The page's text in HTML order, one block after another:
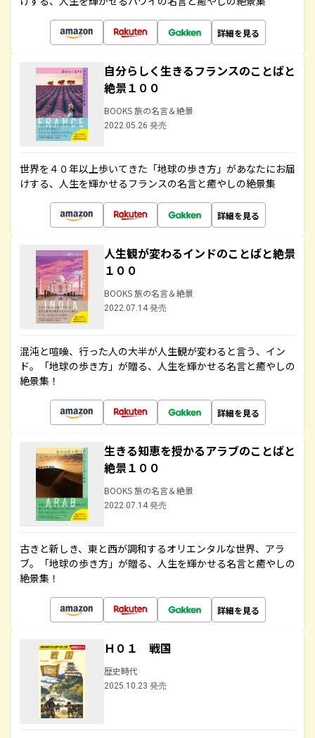
詳細を見る
自分らしく生きるフランスのことばと
絶景１００
BOOKS 旅の名言＆絶景
2022.05.26 発売
世界を４０年以上歩いてきた「地球の歩き方」があなたにお届
けする、人生を輝かせるフランスの名言と癒やしの絶景集
詳細を見る
人生観が変わるインドのことばと絶景
１００
BOOKS 旅の名言＆絶景
2022.07.14 発売
混沌と喧噪、行った人の大半が人生観が変わると言う、イン
ド。「地球の歩き方」が贈る、人生を輝かせる名言と癒やしの
絶景集！
詳細を見る
生きる知恵を授かるアラブのことばと
絶景１００
BOOKS 旅の名言＆絶景
2022.07.14 発売
古きと新しき、東と西が調和するオリエンタルな世界、アラ
ブ。「地球の歩き方」が贈る、人生を輝かせる名言と癒やしの
絶景集！
詳細を見る
Ｈ０１ 戦国
歴史時代
2025.10.23 発売